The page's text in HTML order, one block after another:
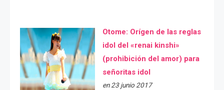
Otome: Orígen de las reglas
idol del «renai kinshi»
(prohibición del amor) para
señoritas idol
en 23 junio 2017